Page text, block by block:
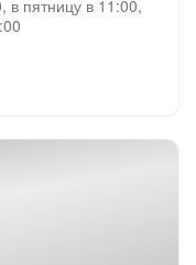
в пятницу в 11:00,